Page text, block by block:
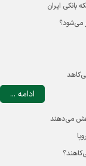
بانکی ایران
می‌شود؟
ادامه ...
می‌دهند